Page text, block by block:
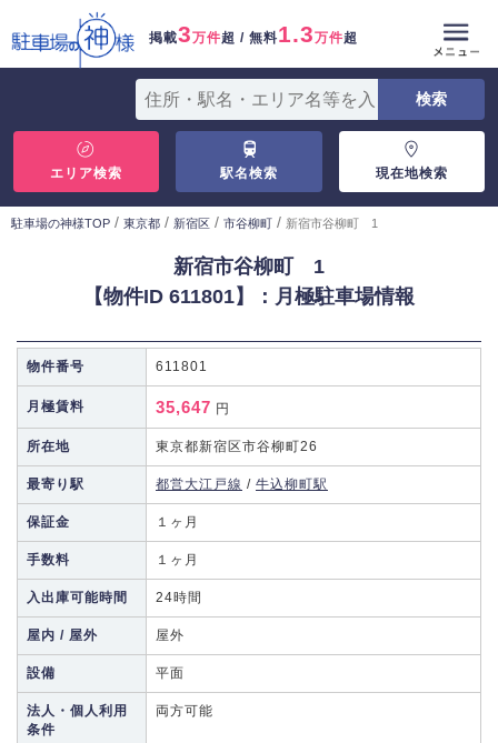
掲載3万件超 / 無料1.3万件超
エリア検索 駅名検索 現在地検索
駐車場の神様TOP / 東京都 / 新宿区 / 市谷柳町 / 新宿市谷柳町 1
新宿市谷柳町 1
【物件ID 611801】：月極駐車場情報
物件番号 611801
月極賃料 35,647 円
所在地 東京都新宿区市谷柳町26
最寄り駅 都営大江戸線 / 牛込柳町駅
保証金 １ヶ月
手数料 １ヶ月
入出庫可能時間 24時間
屋内 / 屋外 屋外
設備 平面
法人・個人利用
条件
両方可能